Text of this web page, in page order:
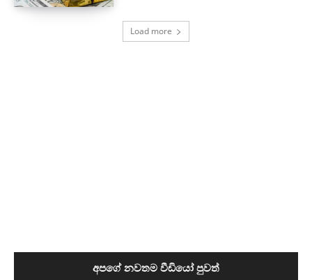
Load more
අපගේ නවතම වීඩියෝ පුවත්